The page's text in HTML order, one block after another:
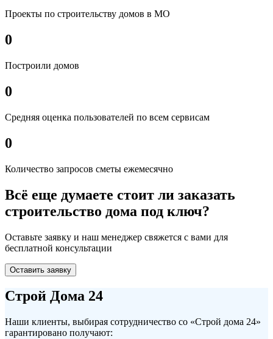
Проекты по строительству домов в МО
0
Построили домов
0
Средняя оценка пользователей по всем сервисам
0
Количество запросов сметы ежемесячно
Всё еще думаете стоит ли заказать
строительство дома под ключ?
Оставьте заявку и наш менеджер свяжется с вами для
бесплатной консультации
Оставить заявку
Строй Дома 24
Наши клиенты, выбирая сотрудничество со «Строй дома 24»
гарантировано получают: